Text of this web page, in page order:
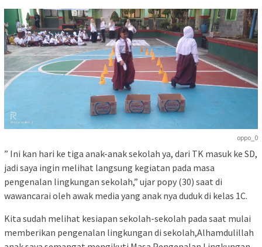
oppo_0
” Ini kan hari ke tiga anak-anak sekolah ya, dari TK masuk ke SD,
jadi saya ingin melihat langsung kegiatan pada masa
pengenalan lingkungan sekolah,” ujar popy (30) saat di
wawancarai oleh awak media yang anak nya duduk di kelas 1C.
Kita sudah melihat kesiapan sekolah-sekolah pada saat mulai
memberikan pengenalan lingkungan di sekolah,Alhamdulillah